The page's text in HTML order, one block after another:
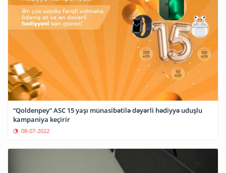
“Qoldenpey” ASC 15 yaşı münasibətilə dəyərli hədiyyə uduşlu
kampaniya keçirir
08-07-2022